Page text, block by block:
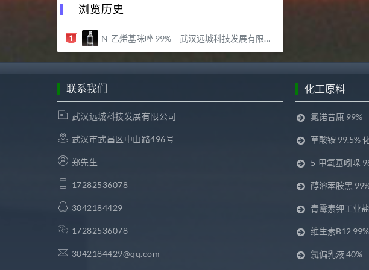
浏览历史
N-乙烯基咪唑 99% – 武汉远城科技发展有限公司
联系我们
武汉远城科技发展有限公司
武汉市武昌区中山路496号
郑先生
17282536078
3042184429
17282536078
3042184429@qq.com
化工原料
氯诺昔康 99%
草酸铵 99.5%
5-甲氧基吲哚
醇溶苯胺黑
青霉素钾工业
维生素B12 99%
氯偏乳液 40%